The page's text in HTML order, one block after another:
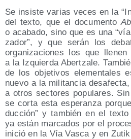
Se insis­te varias veces en la
del tex­to, que el docu­men­to
o aca­ba­do, sino que es una
za­dor , y que serán los
orga­ni­za­cio­nes los que
a la Izquier­da Aber­tza­le.
de los obje­ti­vos ele­men­ta­les
nue­vo a la mili­tan­cia des­afec­ta,
a otros sec­to­res popu­la­res.
se cor­ta esta espe­ran­za
duc­ción
y tam­bién en el
ya están mar­ca­dos por el
ini­ció en la Vía Vas­ca y en